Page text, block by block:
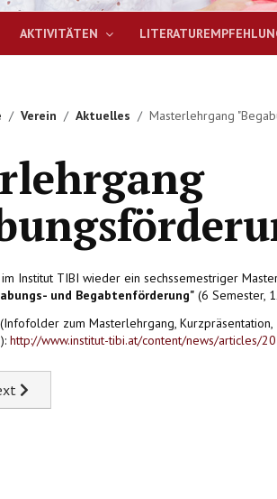
AKTIVITÄTEN
Verein Aktuelles Masterlehrgang
Institut TIBI wieder ein sechssemestriger
und Begabtenförderung" (6 Semester,
(Infofolder zum Masterlehrgang,
http://www.institut-tibi.at/content/news/articles/
"SINNVOLL !?"
article: Aus Möglichkeiten Wirklichkeiten